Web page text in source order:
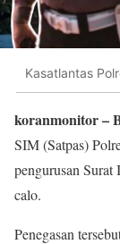
Kasatlantas
koranmonitor–
SIM (Satpas)
pengurusan
calo.
Penegasan